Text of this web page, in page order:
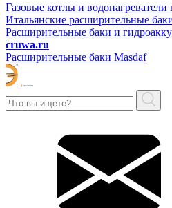
Газовые котлы и водонагреватели
Итальянские расширительные
Расширительные баки и
cruwa.ru
Расширительные баки Masdaf